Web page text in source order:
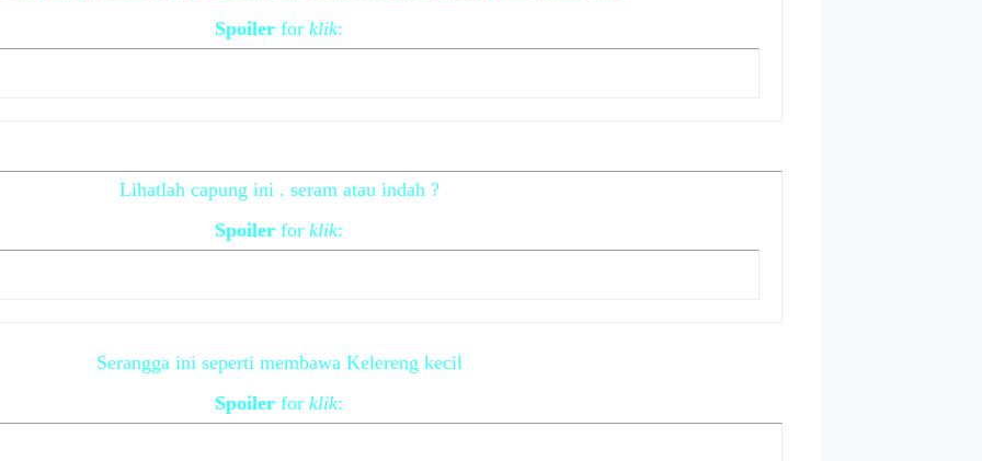
Spoiler for klik:
Lihatlah capung ini . seram atau indah ?
Spoiler for klik:
Serangga ini seperti membawa Kelereng kecil
Spoiler for klik: